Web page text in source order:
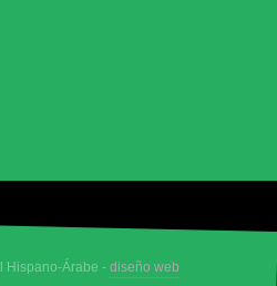
Hispano-Árabe - diseño web